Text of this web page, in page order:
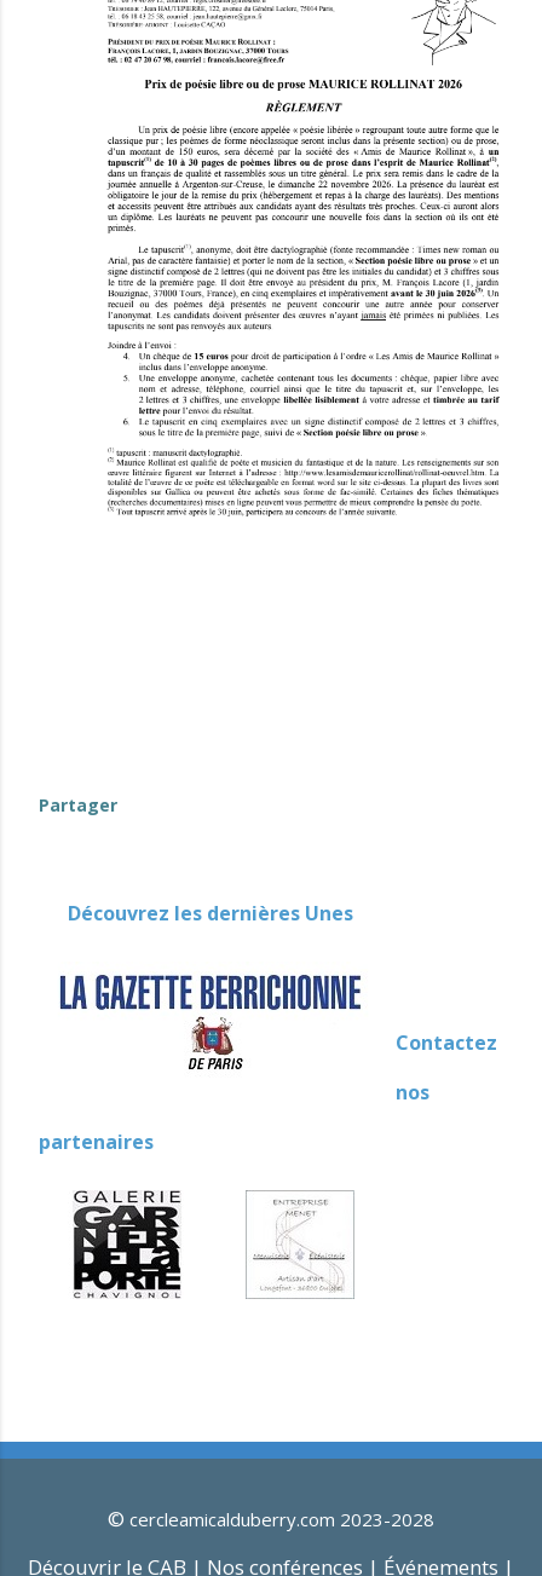
Partager
Découvrez les dernières Unes
Contactez
nos
partenaires
© cercleamicalduberry.com 2023-2028
Découvrir le CAB | Nos conférences | Événements |